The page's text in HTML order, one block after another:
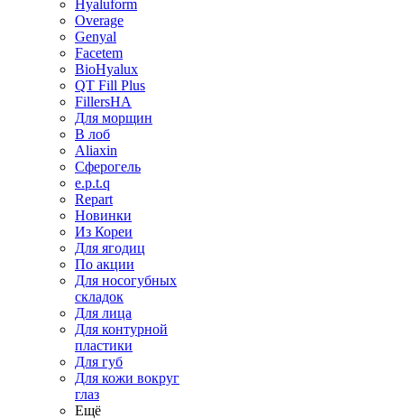
Hyaluform
Overage
Genyal
Facetem
BioHyalux
QT Fill Plus
FillersHA
Для морщин
В лоб
Aliaxin
Сферогель
e.p.t.q
Repart
Новинки
Из Кореи
Для ягодиц
По акции
Для носогубных
складок
Для лица
Для контурной
пластики
Для губ
Для кожи вокруг
глаз
Ещё